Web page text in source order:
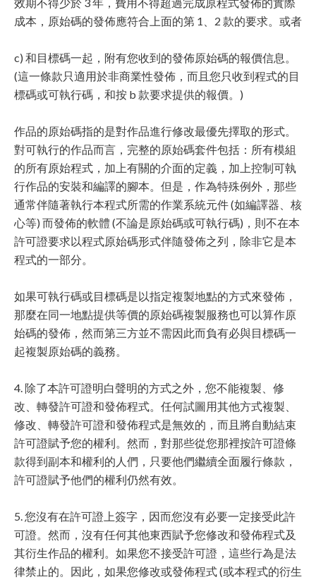
成本，原始碼的發佈應符合上面的第 1、2 款的要求。或者
c) 和目標碼一起，附有您收到的發佈原始碼的報價信息。
(這一條款只適用於非商業性發佈，而且您只收到程式的目
標碼或可執行碼，和按 b 款要求提供的報價。)
作品的原始碼指的是對作品進行修改最優先擇取的形式。
對可執行的作品而言，完整的原始碼套件包括：所有模組
的所有原始程式，加上有關的介面的定義，加上控制可執
行作品的安裝和編譯的腳本。但是，作為特殊例外，那些
通常伴隨著執行本程式所需的作業系統元件 (如編譯器、核
心等) 而發佈的軟體 (不論是原始碼或可執行碼)，則不在本
許可證要求以程式原始碼形式伴隨發佈之列，除非它是本
程式的一部分。
如果可執行碼或目標碼是以指定複製地點的方式來發佈，
那麼在同一地點提供等價的原始碼複製服務也可以算作原
始碼的發佈，然而第三方並不需因此而負有必與目標碼一
起複製原始碼的義務。
4. 除了本許可證明白聲明的方式之外，您不能複製、修
改、轉發許可證和發佈程式。任何試圖用其他方式複製、
修改、轉發許可證和發佈程式是無效的，而且將自動結束
許可證賦予您的權利。然而，對那些從您那裡按許可證條
款得到副本和權利的人們，只要他們繼續全面履行條款，
許可證賦予他們的權利仍然有效。
5. 您沒有在許可證上簽字，因而您沒有必要一定接受此許
可證。然而，沒有任何其他東西賦予您修改和發佈程式及
其衍生作品的權利。如果您不接受許可證，這些行為是法
律禁止的。因此，如果您修改或發佈程式 (或本程式的衍生